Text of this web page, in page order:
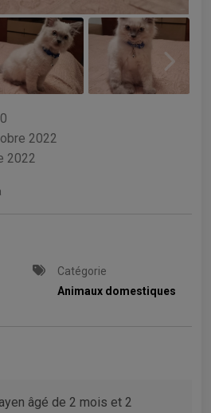
2022
2022
Catégorie
Animaux domestiques
âgé de 2 mois et 2